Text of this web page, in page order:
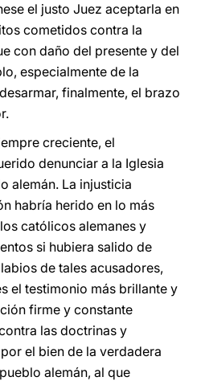
el justo Juez aceptarla en
cometidos contra la
con daño del presente y del
especialmente de la
finalmente, el brazo
creciente, el
denunciar a la Iglesia
alemán. La injusticia
habría herido en lo más
católicos alemanes y
si hubiera salido de
de tales acusadores,
el testimonio más brillante y
firme y constante
las doctrinas y
el bien de la verdadera
alemán, al que